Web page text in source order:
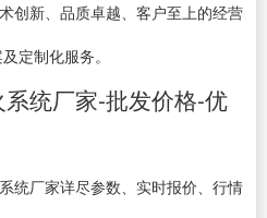
创新、品质卓越、客户至上的经营
定制化服务。
统厂家-批发价格-优
统厂家详尽参数、实时报价、行情